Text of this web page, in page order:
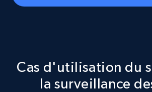
price, Final price, Discount percent,
Cas d'utilisation du
la surveillance